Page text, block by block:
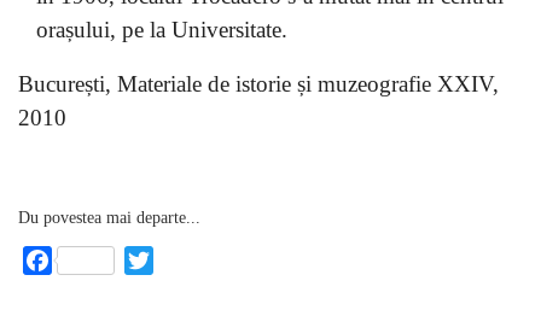
orașului, pe la Universitate.
București, Materiale de istorie și muzeografie XXIV,
2010
Du povestea mai departe...
Facebook